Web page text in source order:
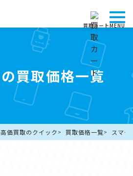
買取カートMENU
買取価格一覧
価買取のクイック 買取価格一覧 スマー